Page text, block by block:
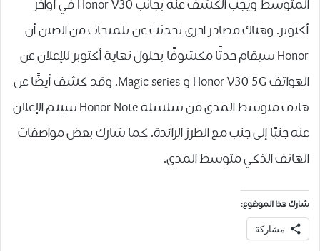
المتوسط ويجب الكشف عنه بجانب Honor V30 في أواخر
أكتوبر. وهناك مصادر اخرى تحدثت عن تلميحات من الصين أن
Honor سيقام حدثًا مكشوفًا بحلول نهاية أكتوبر للإعلان عن
الهواتف Honor V30 5G و Magic series. وقد كشف أيضًا عن
هاتف متوسط المدى من سلسلة Honor Note سيتم الإعلان
عنه جنبًا إلى جنب مع الطرز الرائدة. كما شارك بعض مواصفات
الهاتف الذكي متوسط المدى.
شارك هذا الموضوع:
مشاركة